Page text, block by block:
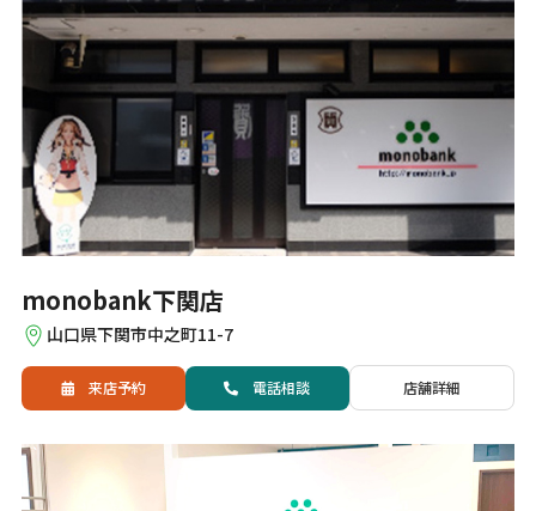
monobank下関店
山口県下関市中之町11-7
来店予約 電話相談 店舗詳細